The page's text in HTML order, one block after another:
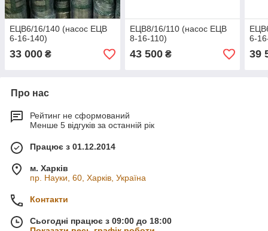
ЕЦВ6/16/140 (насос ЕЦВ
6-16-140)
33 000 ₴
ЕЦВ8/16/110 (насос ЕЦВ
8-16-110)
43 500₴
6-
39
Про нас
Рейтинг не сформований
Менше 5 відгуків за останній рік
Працює з 01.12.2014
м. Харків
пр. Науки, 60, Харків, Україна
Контакти
Сьогодні працює з 09:00 до 18:00